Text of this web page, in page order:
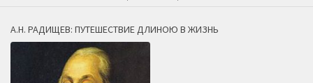
А.Н. РАДИЩЕВ: ПУТЕШЕСТВИЕ ДЛИНОЮ В ЖИЗНЬ